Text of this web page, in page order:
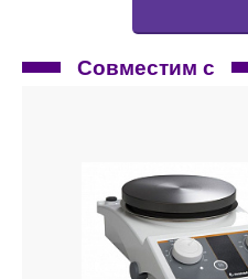
Совместим с